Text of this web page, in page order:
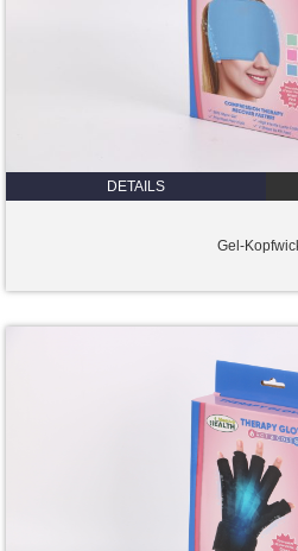
DETAILS
Gel-